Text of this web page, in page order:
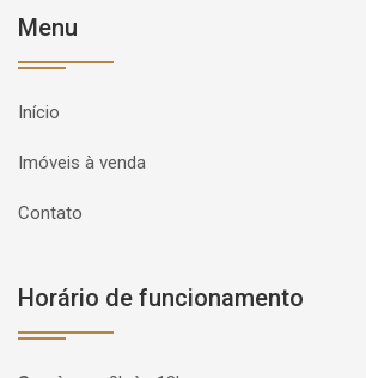
Menu
Início
Imóveis à venda
Contato
Horário de funcionamento